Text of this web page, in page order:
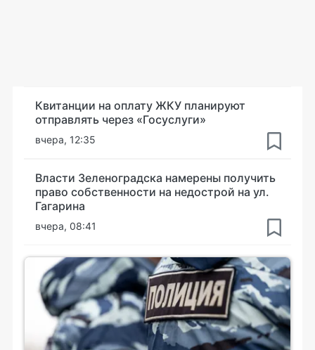
Квитанции на оплату ЖКУ планируют
отправлять через «Госуслуги»
вчера, 12:35
Власти Зеленоградска намерены получить
право собственности на недострой на ул.
Гагарина
вчера, 08:41